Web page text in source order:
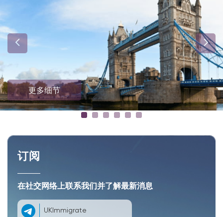
更多细节
订阅
在社交网络上联系我们并了解最新消息
UKImmigrate